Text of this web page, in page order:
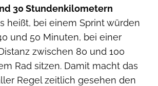
30 Stundenkilometern
heißt, bei einem Sprint würden
und 50 Minuten, bei einer
zwischen 80 und 100
Rad sitzen. Damit macht das
Regel zeitlich gesehen den